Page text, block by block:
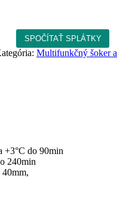
Multifunkčný šoker a
+3°C do 90min
240min